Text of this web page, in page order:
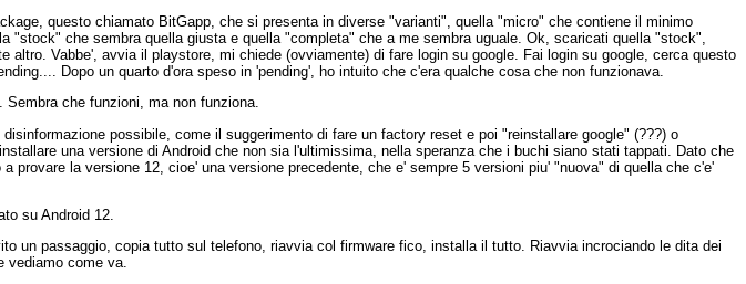
questo chiamato BitGapp, che si presenta in diverse "varianti", quella "micro" che contiene il minimo
"stock" che sembra quella giusta e quella "completa" che a me sembra uguale. Ok, scaricati quella "stock",
Vabbe', avvia il playstore, mi chiede (ovviamente) di fare login su google. Fai login su google, cerca questo
Dopo un quarto d'ora speso in 'pending', ho intuito che c'era qualche cosa che non funzionava.
che funzioni, ma non funziona.
possibile, come il suggerimento di fare un factory reset e poi "reinstallare google" (???) o
una versione di Android che non sia l'ultimissima, nella speranza che i buchi siano stati tappati. Dato che
provare la versione 12, cioe' una versione precedente, che e' sempre 5 versioni piu' "nuova" di quella che c'e'
su Android 12.
un passaggio, copia tutto sul telefono, riavvia col firmware fico, installa il tutto. Riavvia incrociando le dita dei
vediamo come va.